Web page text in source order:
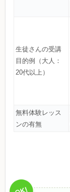
生徒さんの受講
目的例（大人：
20代以上）
無料体験レッス
ンの有無